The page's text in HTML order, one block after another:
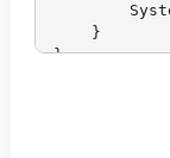
    }
}